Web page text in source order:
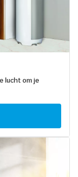
lucht om je